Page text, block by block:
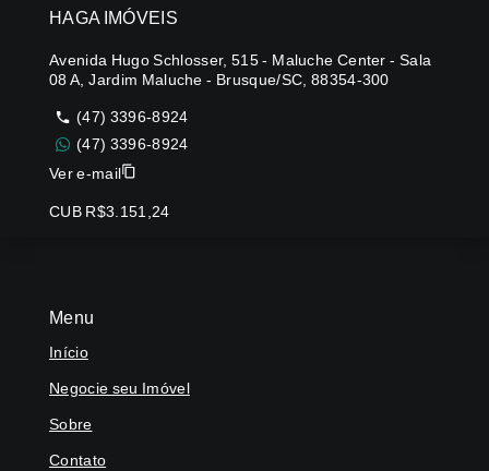
Menu
Início
Negocie seu Imóvel
Sobre
Contato
HAGA IMÓVEIS
Avenida Hugo Schlosser, 515 - Maluche Center - Sala
08 A, Jardim Maluche - Brusque/SC, 88354-300
(47) 3396-8924
(47) 3396-8924
Ver e-mail
CUB R$3.151,24